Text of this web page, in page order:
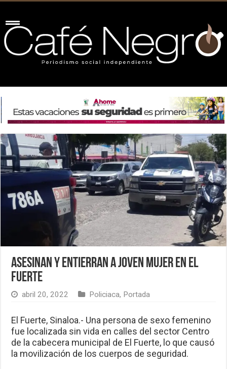
Asesinan y entierran a joven mujer en El
Fuerte
abril 20, 2022 Policiaca, Portada
El Fuerte, Sinaloa.- Una persona de sexo femenino
fue localizada sin vida en calles del sector Centro
de la cabecera municipal de El Fuerte, lo que causó
la movilización de los cuerpos de seguridad.